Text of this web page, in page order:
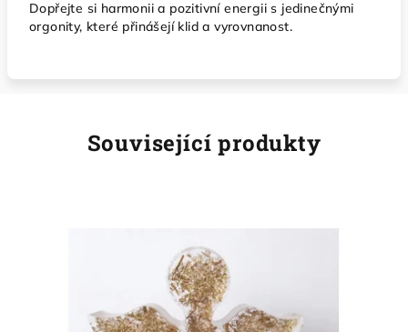
Dopřejte si harmonii a pozitivní energii s jedinečnými
orgonity, které přinášejí klid a vyrovnanost.
Související produkty